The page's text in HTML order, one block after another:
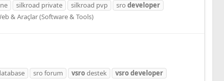
silkroad private silkroad pvp sro developer
& Araçlar (Software & Tools)
sro forum vsrodestek vsrodeveloper